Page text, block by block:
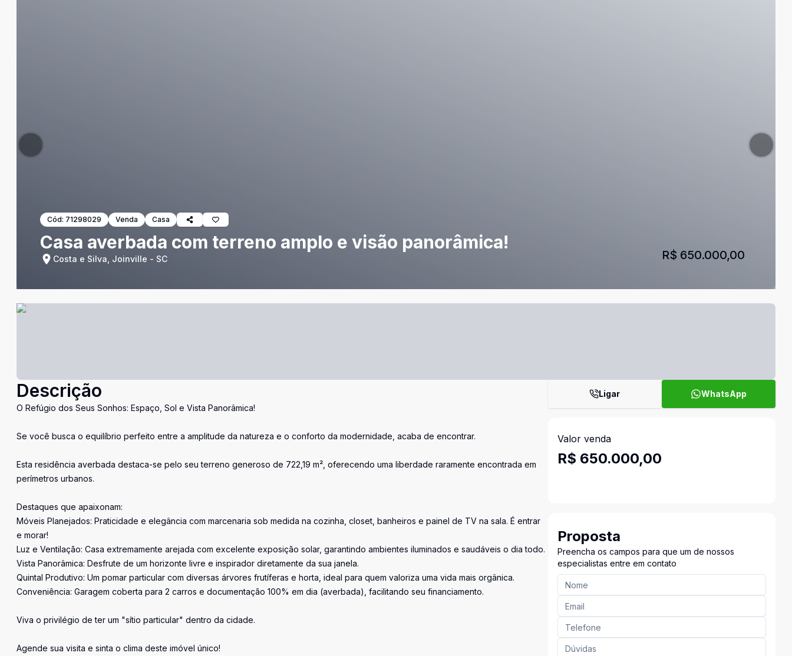
Cód: 71298029 Venda Casa
Casa averbada com terreno amplo e visão panorâmica!
Costa e Silva, Joinville - SC R$ 650.000,00
Descrição
O Refúgio dos Seus Sonhos: Espaço, Sol e Vista Panorâmica!
Se você busca o equilíbrio perfeito entre a amplitude da natureza e o conforto da modernidade, acaba de encontrar.
Esta residência averbada destaca-se pelo seu terreno generoso de 722,19 m², oferecendo uma liberdade raramente encontrada em
perímetros urbanos.
Destaques que apaixonam:
Móveis Planejados: Praticidade e elegância com marcenaria sob medida na cozinha, closet, banheiros e painel de TV na sala. É entrar
e morar!
Luz e Ventilação: Casa extremamente arejada com excelente exposição solar, garantindo ambientes iluminados e saudáveis o dia todo.
Vista Panorâmica: Desfrute de um horizonte livre e inspirador diretamente da sua janela.
Quintal Produtivo: Um pomar particular com diversas árvores frutíferas e horta, ideal para quem valoriza uma vida mais orgânica.
Conveniência: Garagem coberta para 2 carros e documentação 100% em dia (averbada), facilitando seu financiamento.
Viva o privilégio de ter um "sítio particular" dentro da cidade.
Agende sua visita e sinta o clima deste imóvel único!
Ligar WhatsApp
Valor venda
R$ 650.000,00
Proposta
Preencha os campos para que um de nossos
especialistas entre em contato